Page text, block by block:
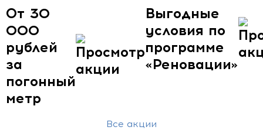
От 30
000
рублей
за
погонный
метр
Выгодные
условия по
программе
«Реновации»
Все акции